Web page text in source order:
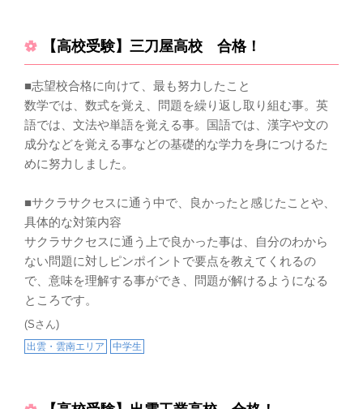
【高校受験】三刀屋高校 合格！
■志望校合格に向けて、最も努力したこと
数学では、数式を覚え、問題を繰り返し取り組む事。英
語では、文法や単語を覚える事。国語では、漢字や文の
成分などを覚える事などの基礎的な学力を身につけるた
めに努力しました。
■サクラサクセスに通う中で、良かったと感じたことや、
具体的な対策内容
サクラサクセスに通う上で良かった事は、自分のわから
ない問題に対しピンポイントで要点を教えてくれるの
で、意味を理解する事ができ、問題が解けるようになる
ところです。
(Sさん)
出雲・雲南エリア 中学生